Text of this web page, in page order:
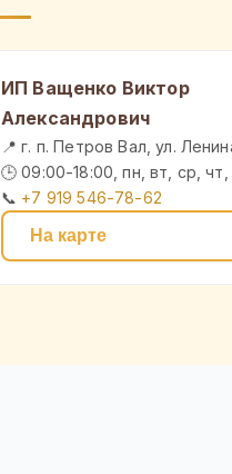
ИП Ващенко Виктор
Александрович
📍 г. п. Петров Вал, ул.
🕒 09:00-18:00, пн, вт, ср, чт,
📞 +7 919 546-78-62
На карте